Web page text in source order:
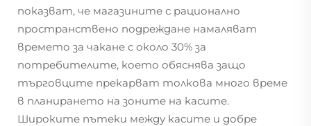
показват, че магазините с рационално
пространствено подреждане намаляват
времето за чакане с около 30% за
потребителите, което обяснява защо
търговците прекарват толкова много време
в планирането на зоните на касите.
Широките пътеки между касите и добре